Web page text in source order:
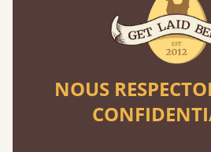
Une solidité
En moyenne, nos lits
poids de 474 kg, soit
NOUS